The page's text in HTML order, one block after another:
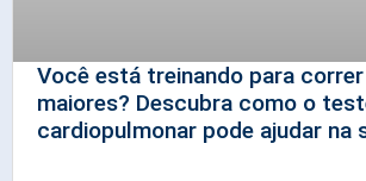
Você está treinando para
maiores? Descubra como o
cardiopulmonar pode ajudar na